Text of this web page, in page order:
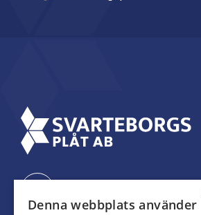
Denna webbplats använder